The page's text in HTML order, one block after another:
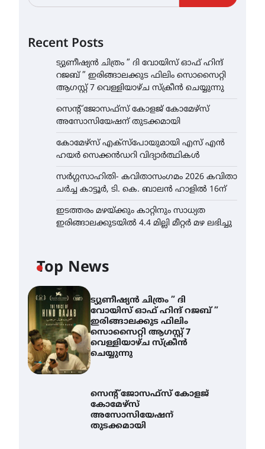
Recent Posts
ട്യുണീഷ്യൻ ചിത്രം ” ദി വോയിസ് ഓഫ് ഹിന്ദ്
റജബ് ” ഇരിങ്ങാലക്കുട ഫിലിം സൊസൈറ്റി
ആഗസ്റ്റ് 7 വെള്ളിയാഴ്ച സ്‌ക്രീൻ ചെയ്യുന്നു
സെന്റ് ജോസഫ്സ് കോളജ് കോമേഴ്‌സ്
അസോസിയേഷന് തുടക്കമായി
കോമേഴ്സ് എക്സ്പോയുമായി എസ് എൻ
ഹയർ സെക്കൻഡറി വിദ്യാർത്ഥികൾ
സർഗ്ഗസാഹിതി- കവിതാസംഗമം 2026 കവിതാ
ചർച്ച കാട്ടൂർ, ടി. കെ. ബാലൻ ഹാളിൽ 16ന്
ഇടത്തരം മഴയ്ക്കും കാറ്റിനും സാധ്യത
ഇരിങ്ങാലക്കുടയിൽ 4.4 മില്ലി മീറ്റർ മഴ ലഭിച്ചു
Top News
ട്യുണീഷ്യൻ ചിത്രം ” ദി
വോയിസ് ഓഫ് ഹിന്ദ് റജബ് ”
ഇരിങ്ങാലക്കുട ഫിലിം
സൊസൈറ്റി ആഗസ്റ്റ് 7
വെള്ളിയാഴ്ച സ്‌ക്രീൻ
ചെയ്യുന്നു
സെന്റ് ജോസഫ്സ് കോളജ്
കോമേഴ്‌സ്
അസോസിയേഷന്
തുടക്കമായി